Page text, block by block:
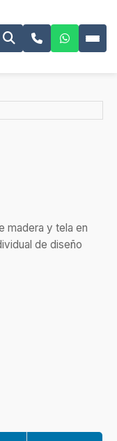
madera y tela en
de diseño